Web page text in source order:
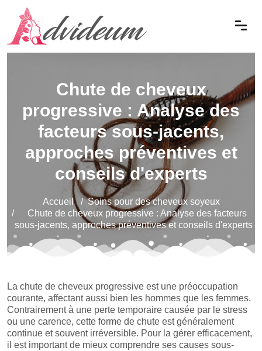
Chute de cheveux
progressive : Analyse des
facteurs sous-jacents,
approches préventives et
conseils d'experts
Accueil
Soins pour des cheveux soyeux
Chute de cheveux progressive : Analyse des facteurs
sous-jacents, approches préventives et conseils d'experts
La chute de cheveux progressive est une préoccupation
courante, affectant aussi bien les hommes que les femmes.
Contrairement à une perte temporaire causée par le stress
ou une carence, cette forme de chute est généralement
continue et souvent irréversible. Pour la gérer efficacement,
il est important de mieux comprendre ses causes sous-